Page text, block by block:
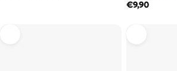
€9,90